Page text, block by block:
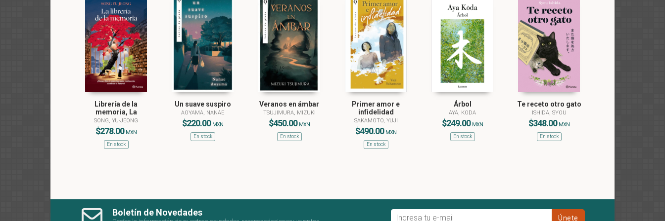
Librería de la
memoria, La
SONG, YU-JEONG
$278.00 MXN
En stock
Un suave suspiro
AOYAMA, NANAE
$220.00 MXN
En stock
Veranos en ámbar
TSUJIMURA, MIZUKI
$450.00 MXN
En stock
Primer amor e
infidelidad
SAKAMOTO, YUJI
$490.00 MXN
En stock
Árbol
AYA, KODA
$249.00 MXN
En stock
Te receto otro gato
ISHIDA, SYOU
$348.00 MXN
En stock
Boletín de Novedades